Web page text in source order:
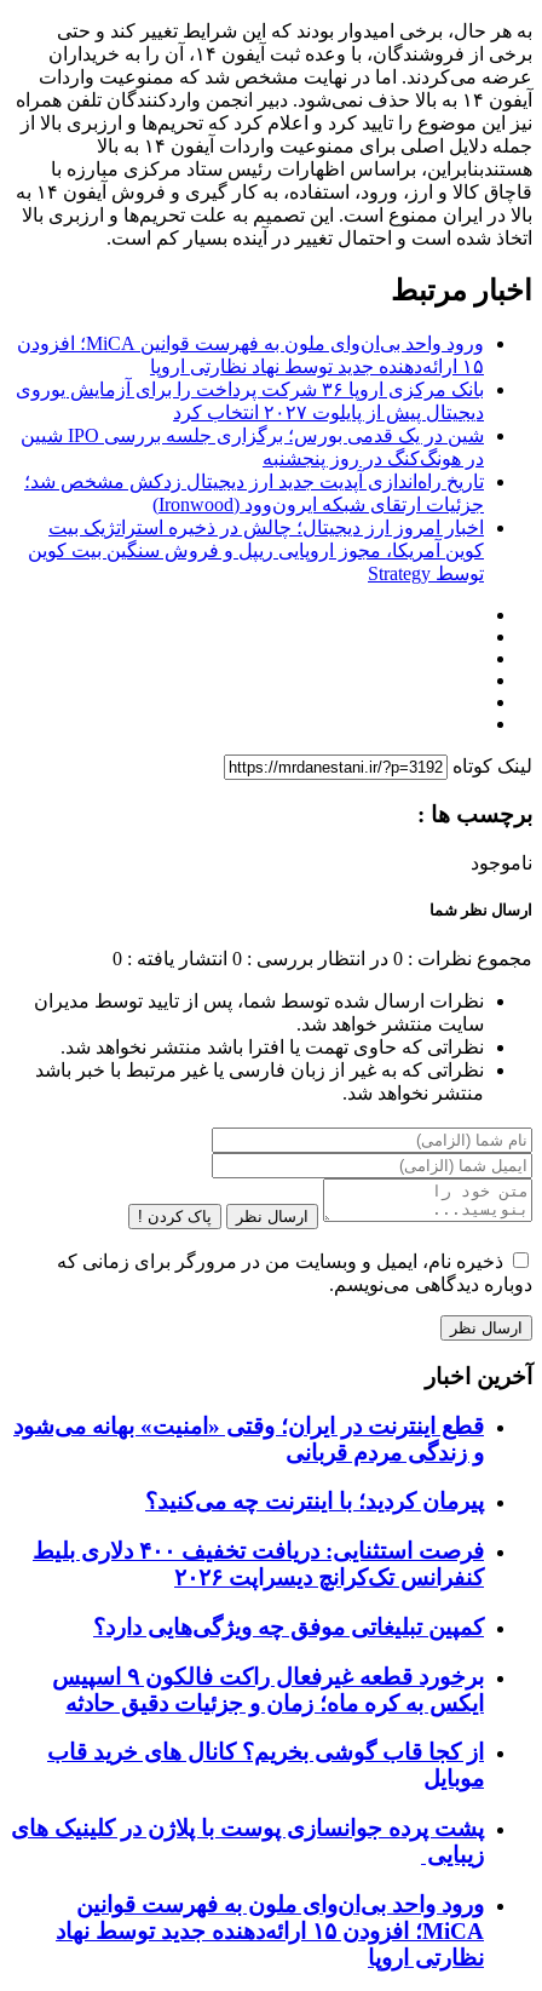
به هر حال، برخی امیدوار بودند که این شرایط تغییر کند و حتی
برخی از فروشندگان، با وعده ثبت آیفون ۱۴، آن را به خریداران
عرضه می‌کردند. اما در نهایت مشخص شد که ممنوعیت واردات
آیفون ۱۴ به بالا حذف نمی‌شود. دبیر انجمن واردکنندگان تلفن همراه
نیز این موضوع را تایید کرد و اعلام کرد که تحریم‌ها و ارزبری بالا از
جمله دلایل اصلی برای ممنوعیت واردات آیفون ۱۴ به بالا
هستندبنابراین، براساس اظهارات رئیس ستاد مرکزی مبارزه با
قاچاق کالا و ارز، ورود، استفاده، به کار گیری و فروش آیفون ۱۴ به
بالا در ایران ممنوع است. این تصمیم به علت تحریم‌ها و ارزبری بالا
اتخاذ شده است و احتمال تغییر در آینده بسیار کم است.
اخبار مرتبط
ورود واحد بی‌ان‌وای ملون به فهرست قوانین MiCA؛ افزودن
۱۵ ارائه‌دهنده جدید توسط نهاد نظارتی اروپا
بانک مرکزی اروپا ۳۶ شرکت پرداخت را برای آزمایش یوروی
دیجیتال پیش از پایلوت ۲۰۲۷ انتخاب کرد
شین در یک قدمی بورس؛ برگزاری جلسه بررسی IPO شیین
در هونگ‌کنگ در روز پنجشنبه
تاریخ راه‌اندازی آپدیت جدید ارز دیجیتال زدکش مشخص شد؛
جزئیات ارتقای شبکه ایرون‌وود (Ironwood)
اخبار امروز ارز دیجیتال؛ چالش در ذخیره استراتژیک بیت
کوین آمریکا، مجوز اروپایی ریپل و فروش سنگین بیت کوین
توسط Strategy
لینک کوتاه
برچسب ها :
ناموجود
ارسال نظر شما
مجموع نظرات : 0 در انتظار بررسی : 0 انتشار یافته : 0
نظرات ارسال شده توسط شما، پس از تایید توسط مدیران
سایت منتشر خواهد شد.
نظراتی که حاوی تهمت یا افترا باشد منتشر نخواهد شد.
نظراتی که به غیر از زبان فارسی یا غیر مرتبط با خبر باشد
منتشر نخواهد شد.
ارسال نظر پاک کردن !
ذخیره نام، ایمیل و وبسایت من در مرورگر برای زمانی که
دوباره دیدگاهی می‌نویسم.
آخرین اخبار
قطع اینترنت در ایران؛ وقتی «امنیت» بهانه می‌شود
و زندگی مردم قربانی
پیرمان کردید؛ با اینترنت چه می‌کنید؟
فرصت استثنایی: دریافت تخفیف ۴۰۰ دلاری بلیط
کنفرانس تک‌کرانچ دیسراپت ۲۰۲۶
کمپین تبلیغاتی موفق چه ویژگی‌هایی دارد؟
برخورد قطعه غیرفعال راکت فالکون ۹ اسپیس
ایکس به کره ماه؛ زمان و جزئیات دقیق حادثه
از کجا قاب گوشی بخریم؟ کانال های خرید قاب
موبایل
پشت پرده جوانسازی پوست با پلاژن در کلینیک های
زیبایی
ورود واحد بی‌ان‌وای ملون به فهرست قوانین
MiCA؛ افزودن ۱۵ ارائه‌دهنده جدید توسط نهاد
نظارتی اروپا